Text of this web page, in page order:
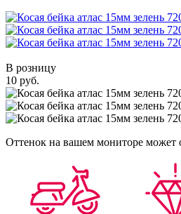
В розницу
10 руб.
Оттенок на вашем мониторе может